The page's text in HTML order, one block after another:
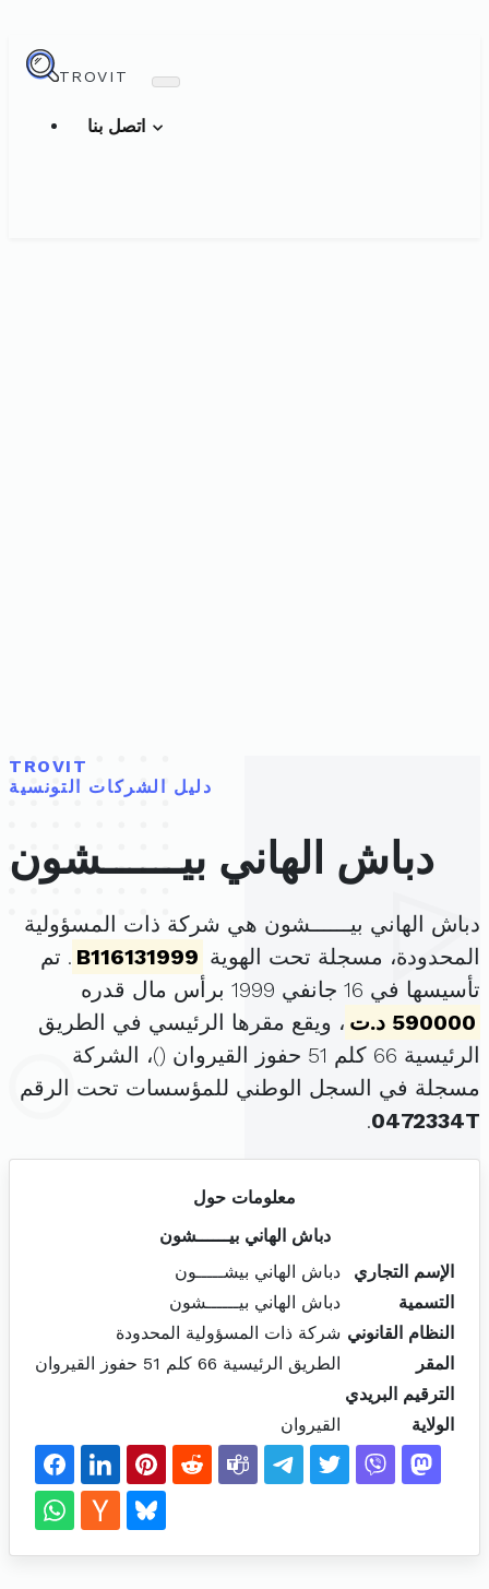
TROVIT
TROVIT
دليل الشركات التونسية
دباش الهاني بيــــــشون
دباش الهاني بيــــــشون هي شركة ذات المسؤولية
المحدودة، مسجلة تحت الهوية B116131999 . تم
تأسيسها في 16 جانفي 1999 برأس مال قدره
590000 د.ت
، ويقع مقرها الرئيسي في الطريق
الرئيسية 66 كلم 51 حفوز القيروان (
)، الشركة
مسجلة في السجل الوطني للمؤسسات تحت الرقم
0472334T
.
معلومات حول
دباش الهاني بيــــــشون
الإسم التجاري
دباش الهاني بيشـــــون
التسمية
دباش الهاني بيــــــشون
النظام القانوني شركة ذات المسؤولية المحدودة
المقر
الطريق الرئيسية 66 كلم 51 حفوز القيروان
الترقيم البريدي
الولاية
القيروان